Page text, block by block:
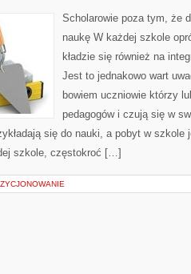
Scholarowie poza tym, że
naukę W każdej szkole
kładzie się również na
Jest to jednakowo wart
bowiem uczniowie którzy
pedagogów i czują się w
się do nauki, a pobyt w szkole
szkole, częstokroć […]